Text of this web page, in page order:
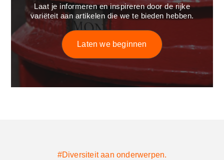
Laat je informeren en inspireren door de rijke
variëteit aan artikelen die we te bieden hebben.
Laten we beginnen
#Diversiteit aan onderwerpen.